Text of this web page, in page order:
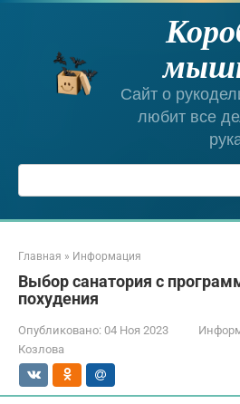
Перейти
Сайт о
любит все
Поиск:
Главная » Информация
Выбор санатория с
похудения
Опубликовано: 04 Ноя 2023
Козлова